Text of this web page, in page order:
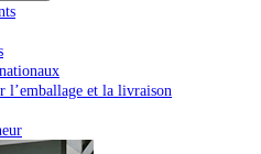
l’emballage et la livraison